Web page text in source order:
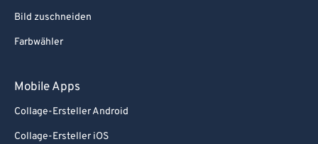
Bild zuschneiden
Farbwähler
Mobile Apps
Collage-Ersteller Android
Collage-Ersteller iOS